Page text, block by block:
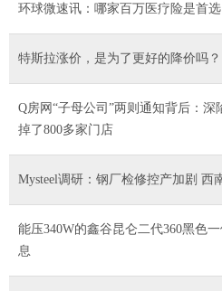
环球微速讯：哪家百万医疗险是首
特斯拉涨价，是为了更好的降价吗？
Q房网“子母公司”两则通知背后：深
掉了800多家门店
Mysteel调研：钢厂检修控产加剧 西
能压340W的鑫谷昆仑二代360黑色
息